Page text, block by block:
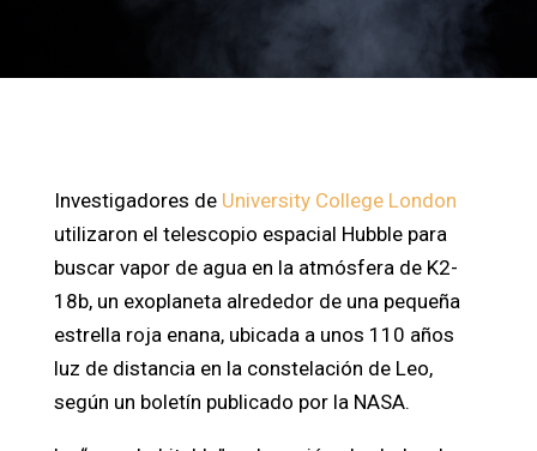
Investigadores de University College London
utilizaron el telescopio espacial Hubble para
buscar vapor de agua en la atmósfera de K2-
18b, un exoplaneta alrededor de una pequeña
estrella roja enana, ubicada a unos 110 años
luz de distancia en la constelación de Leo,
según un boletín publicado por la NASA.